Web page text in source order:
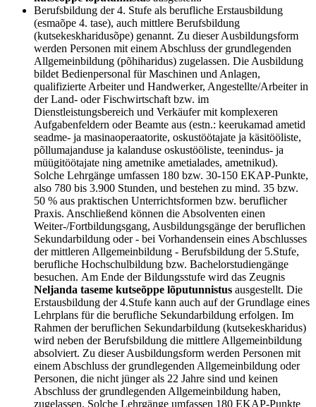
Berufsbildung der 4. Stufe als berufliche Erstausbildung
(esmaõpe 4. tase), auch mittlere Berufsbildung
(kutsekeskharidusõpe) genannt. Zu dieser Ausbildungsform
werden Personen mit einem Abschluss der grundlegenden
Allgemeinbildung (põhiharidus) zugelassen. Die Ausbildung
bildet Bedienpersonal für Maschinen und Anlagen,
qualifizierte Arbeiter und Handwerker, Angestellte/Arbeiter in
der Land- oder Fischwirtschaft bzw. im
Dienstleistungsbereich und Verkäufer mit komplexeren
Aufgabenfeldern oder Beamte aus (estn.: keerukamad ametid
seadme- ja masinaoperaatorite, oskustöötajate ja käsitööliste,
põllumajanduse ja kalanduse oskustööliste, teenindus- ja
müügitöötajate ning ametnike ametialades, ametnikud).
Solche Lehrgänge umfassen 180 bzw. 30-150 EKAP-Punkte,
also 780 bis 3.900 Stunden, und bestehen zu mind. 35 bzw.
50 % aus praktischen Unterrichtsformen bzw. beruflicher
Praxis. Anschließend können die Absolventen einen
Weiter-/Fortbildungsgang, Ausbildungsgänge der beruflichen
Sekundarbildung oder - bei Vorhandensein eines Abschlusses
der mittleren Allgemeinbildung - Berufsbildung der 5.Stufe,
berufliche Hochschulbildung bzw. Bachelorstudiengänge
besuchen. Am Ende der Bildungsstufe wird das Zeugnis
Neljanda taseme kutseõppe lõputunnistus ausgestellt. Die
Erstausbildung der 4.Stufe kann auch auf der Grundlage eines
Lehrplans für die berufliche Sekundarbildung erfolgen. Im
Rahmen der beruflichen Sekundarbildung (kutsekeskharidus)
wird neben der Berufsbildung die mittlere Allgemeinbildung
absolviert. Zu dieser Ausbildungsform werden Personen mit
einem Abschluss der grundlegenden Allgemeinbildung oder
Personen, die nicht jünger als 22 Jahre sind und keinen
Abschluss der grundlegenden Allgemeinbildung haben,
zugelassen. Solche Lehrgänge umfassen 180 EKAP-Punkte